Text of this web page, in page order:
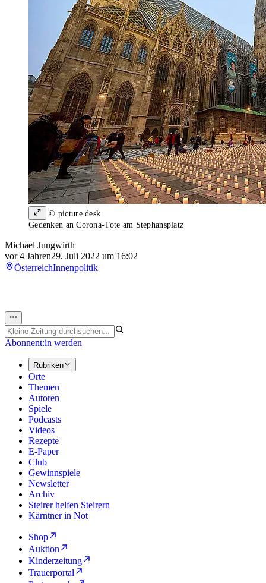
© picture desk
Gedenken an Corona-Tote am Stephansplatz
Michael Jungwirth
vor 4 Jahren29. Juli 2022 um 16:02
ÖsterreichInnenpolitik
Abonnent:in werden
Rubriken
Orte
Themen
Autoren
Spiele
Podcasts
Videos
Rezepte
E-Paper
Club
Gewinnspiele
Newsletter
Archiv
Steirer helfen Steirern
Kärntner in Not
Shop
Auktion
Kinderzeitung
Trauerportal